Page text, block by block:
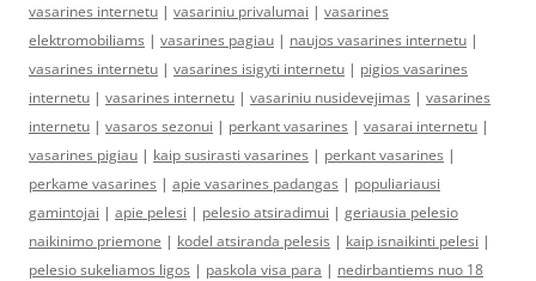
vasarines internetu | vasariniu privalumai | vasarines
elektromobiliams | vasarines pagiau | naujos vasarines internetu |
vasarines internetu | vasarines isigyti internetu | pigios vasarines
internetu | vasarines internetu | vasariniu nusidevejimas | vasarines
internetu | vasaros sezonui | perkant vasarines | vasarai internetu |
vasarines pigiau | kaip susirasti vasarines | perkant vasarines |
perkame vasarines | apie vasarines padangas | populiariausi
gamintojai | apie pelesi | pelesio atsiradimui | geriausia pelesio
naikinimo priemone | kodel atsiranda pelesis | kaip isnaikinti pelesi |
pelesio sukeliamos ligos | paskola visa para | nedirbantiems nuo 18